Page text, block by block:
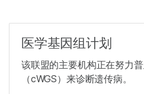
医学基因组计划
该联盟的主要机构正在努力
（cWGS）来诊断遗传病。